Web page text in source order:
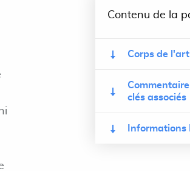
Contenu de la
Corps de
clés associés
Informations